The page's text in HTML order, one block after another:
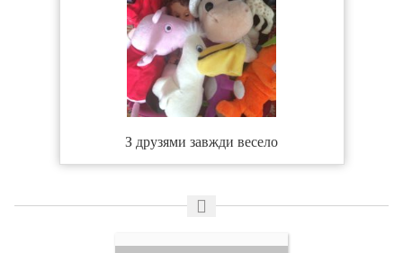
З друзями завжди весело